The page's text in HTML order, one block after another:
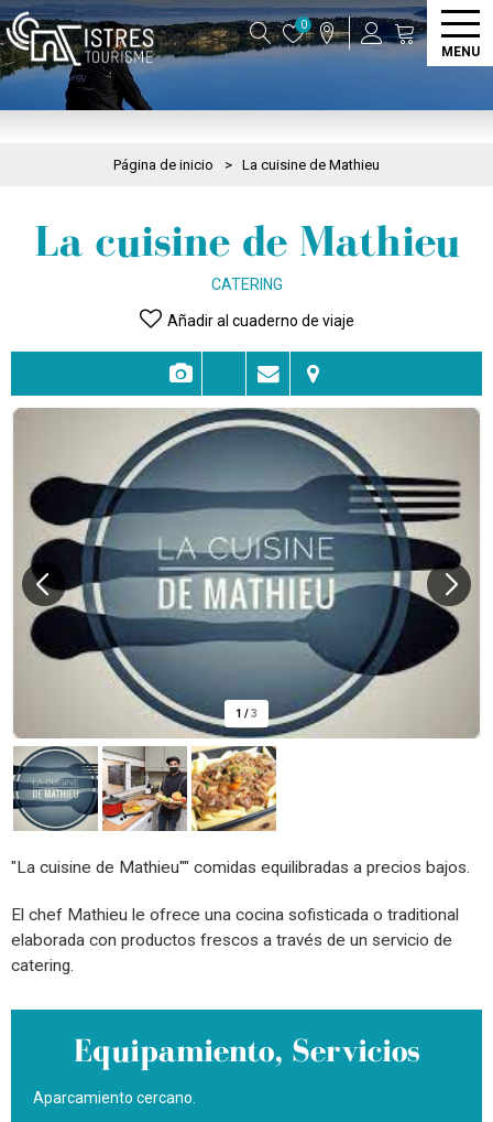
0
MENU
Página de inicio > La cuisine de Mathieu
La cuisine de Mathieu
CATERING
Añadir al cuaderno de viaje
1 /3
"La cuisine de Mathieu"" comidas equilibradas a precios bajos.
El chef Mathieu le ofrece una cocina sofisticada o traditional
elaborada con productos frescos a través de un servicio de
catering.
Equipamiento, Servicios
Aparcamiento cercano